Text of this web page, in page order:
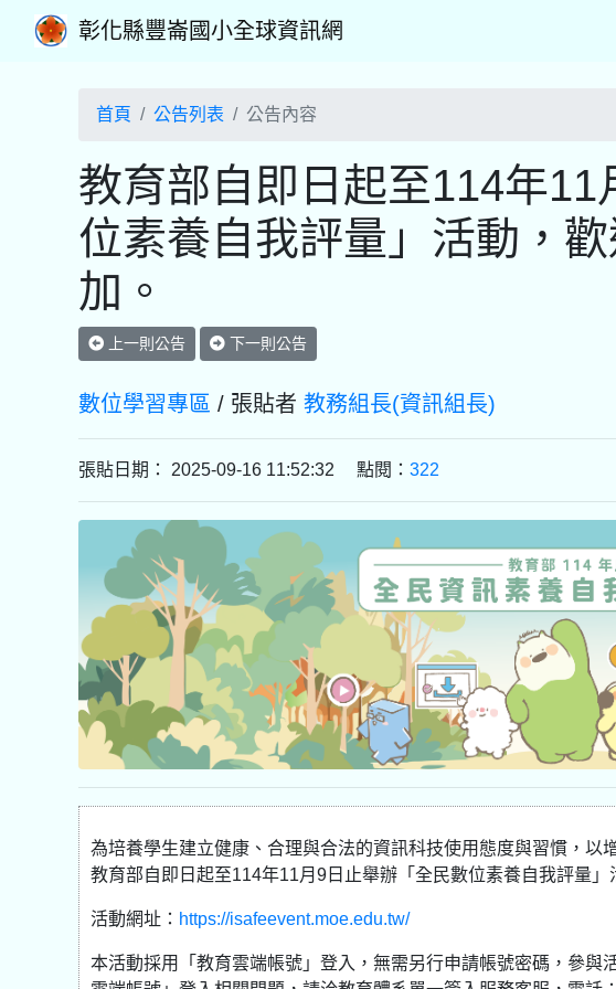
彰化縣豐崙國小全球資訊網
首頁 公告列表 公告內容
教育部自即日起至114年
位素養自我評量」活動，
加。
上一則公告 下一則公告
數位學習專區 / 張貼者 教務組長(資訊組長)
張貼日期： 2025-09-16 11:52:32 點閱： 322
為培養學生建立健康、合理與合法的資訊科技使用態度與習慣，以
教育部自即日起至114年11月9日止舉辦「全民數位素養自我評量」
活動網址： https://isafeevent.moe.edu.tw/
本活動採用「教育雲端帳號」登入，無需另行申請帳號密碼，參與